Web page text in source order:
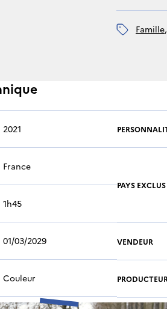
famille,
2021
France
1h45
01/03/2029
Couleur
PAYS EXCLUS
VENDEUR